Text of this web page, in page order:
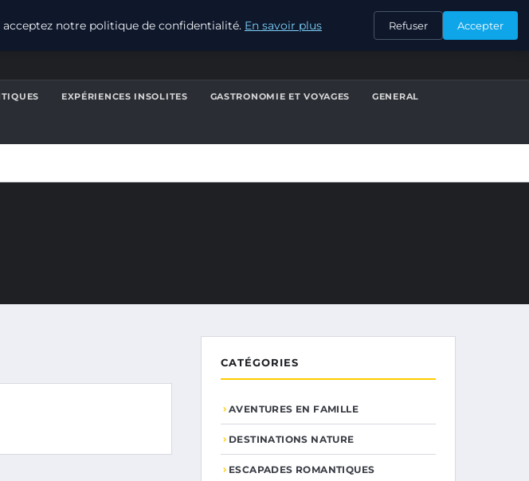
CONTACT
EXPÉRIENCES INSOLITES GASTRONOMIE ET VOYAGES GENERAL
CATÉGORIES
AVENTURES EN FAMILLE
DESTINATIONS NATURE
ESCAPADES ROMANTIQUES
notre politique de confidentialité. En savoir plus Refuser Accepter